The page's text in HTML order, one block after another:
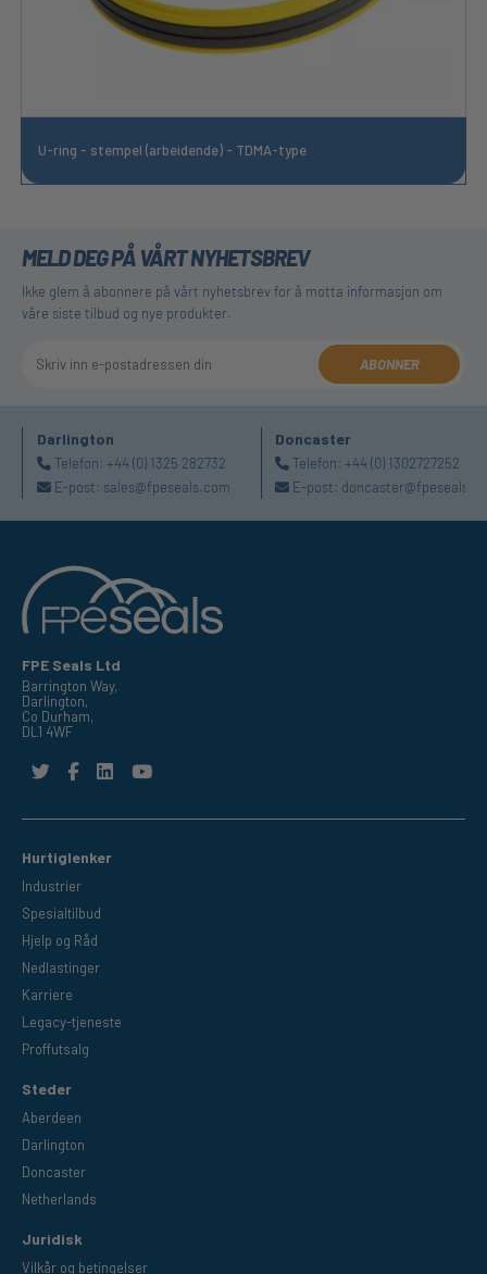
U-ring - stempel (arbeidende) - TDMA-type
MELD DEG PÅ VÅRT NYHETSBREV
Ikke glem å abonnere på vårt nyhetsbrev for å motta informasjon om
våre siste tilbud og nye produkter.
ABONNER
Darlington
Telefon: +44 (0) 1325 282732
E-post: sales@fpeseals.com
Doncaster
Telefon: +44 (0) 1302727252
E-post:
FPE Seals Ltd
Barrington Way,
Darlington,
Co Durham,
DL1 4WF
Hurtiglenker
Industrier
Spesialtilbud
Hjelp og Råd
Nedlastinger
Karriere
Legacy-tjeneste
Proffutsalg
Steder
Aberdeen
Darlington
Doncaster
Netherlands
Juridisk
Vilkår og betingelser